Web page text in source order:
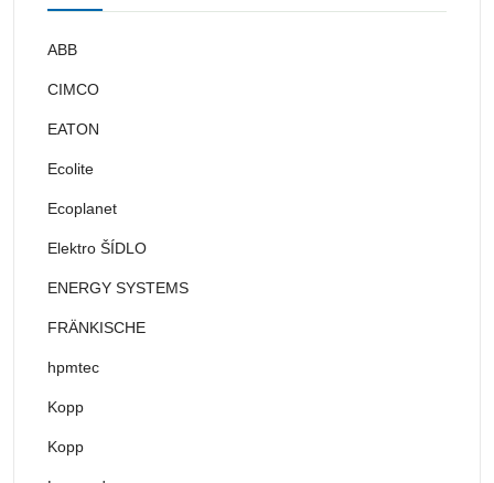
ABB
CIMCO
EATON
Ecolite
Ecoplanet
Elektro ŠÍDLO
ENERGY SYSTEMS
FRÄNKISCHE
hpmtec
Kopp
Kopp